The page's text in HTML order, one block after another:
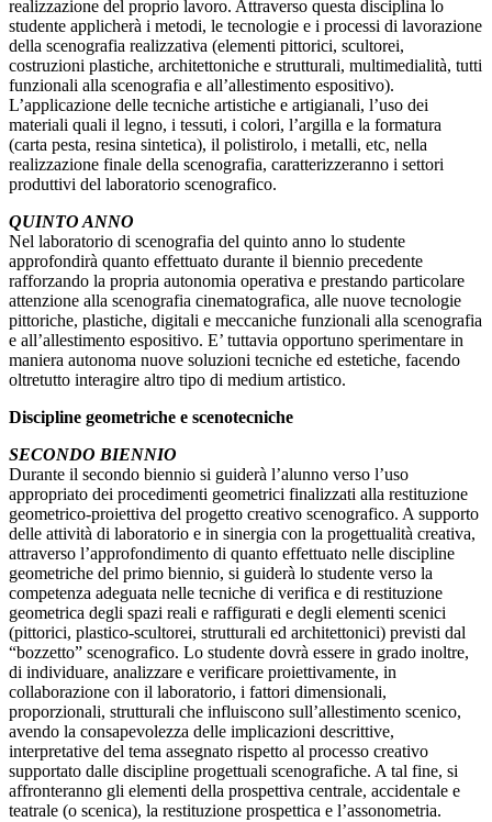
realizzazione del proprio lavoro. Attraverso questa disciplina lo
studente applicherà i metodi, le tecnologie e i processi di lavorazione
della scenografia realizzativa (elementi pittorici, scultorei,
costruzioni plastiche, architettoniche e strutturali, multimedialità, tutti
funzionali alla scenografia e all’allestimento espositivo).
L’applicazione delle tecniche artistiche e artigianali, l’uso dei
materiali quali il legno, i tessuti, i colori, l’argilla e la formatura
(carta pesta, resina sintetica), il polistirolo, i metalli, etc, nella
realizzazione finale della scenografia, caratterizzeranno i settori
produttivi del laboratorio scenografico.
QUINTO ANNO
Nel laboratorio di scenografia del quinto anno lo studente
approfondirà quanto effettuato durante il biennio precedente
rafforzando la propria autonomia operativa e prestando particolare
attenzione alla scenografia cinematografica, alle nuove tecnologie
pittoriche, plastiche, digitali e meccaniche funzionali alla scenografia
e all’allestimento espositivo. E’ tuttavia opportuno sperimentare in
maniera autonoma nuove soluzioni tecniche ed estetiche, facendo
oltretutto interagire altro tipo di medium artistico.
Discipline geometriche e scenotecniche
SECONDO BIENNIO
Durante il secondo biennio si guiderà l’alunno verso l’uso
appropriato dei procedimenti geometrici finalizzati alla restituzione
geometrico-proiettiva del progetto creativo scenografico. A supporto
delle attività di laboratorio e in sinergia con la progettualità creativa,
attraverso l’approfondimento di quanto effettuato nelle discipline
geometriche del primo biennio, si guiderà lo studente verso la
competenza adeguata nelle tecniche di verifica e di restituzione
geometrica degli spazi reali e raffigurati e degli elementi scenici
(pittorici, plastico-scultorei, strutturali ed architettonici) previsti dal
“bozzetto” scenografico. Lo studente dovrà essere in grado inoltre,
di individuare, analizzare e verificare proiettivamente, in
collaborazione con il laboratorio, i fattori dimensionali,
proporzionali, strutturali che influiscono sull’allestimento scenico,
avendo la consapevolezza delle implicazioni descrittive,
interpretative del tema assegnato rispetto al processo creativo
supportato dalle discipline progettuali scenografiche. A tal fine, si
affronteranno gli elementi della prospettiva centrale, accidentale e
teatrale (o scenica), la restituzione prospettica e l’assonometria.